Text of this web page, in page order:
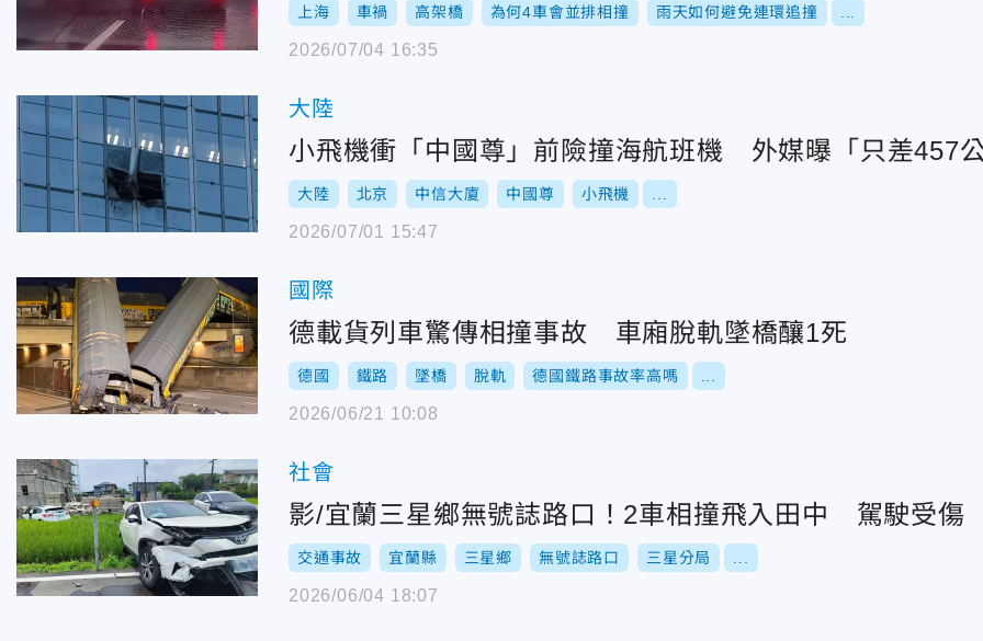
上海 車禍 高架橋 為何4車會並排相撞 雨天如何避免連環追撞
2026/07/04 16:35
大陸
小飛機衝「中國尊」前險撞海航班機 外媒曝「只差457公
大陸 北京 中信大廈 中國尊 小飛機
2026/07/01 15:47
國際
德載貨列車驚傳相撞事故 車廂脫軌墜橋釀1死
德國 鐵路 墜橋 脫軌 德國鐵路事故率高嗎
2026/06/21 10:08
社會
影/宜蘭三星鄉無號誌路口！2車相撞飛入田中 駕駛受傷
交通事故 宜蘭縣 三星鄉 無號誌路口 三星分局
2026/06/04 18:07